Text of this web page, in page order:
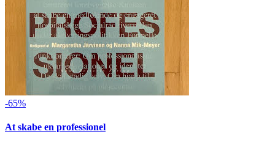
-65%
At skabe en professionel